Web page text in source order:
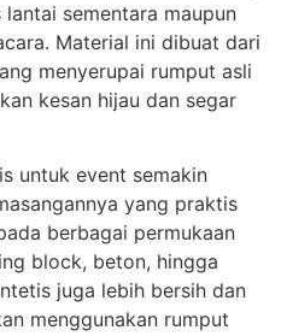
sementara maupun
Material ini dibuat dari
menyerupai rumput asli
kesan hijau dan segar
untuk event semakin
yang praktis
berbagai permukaan
block, beton, hingga
juga lebih bersih dan
menggunakan rumput